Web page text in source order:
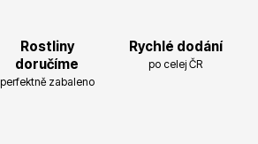
Rostliny
doručíme
perfektně zabaleno
Rychlé dodání
po celej ČR